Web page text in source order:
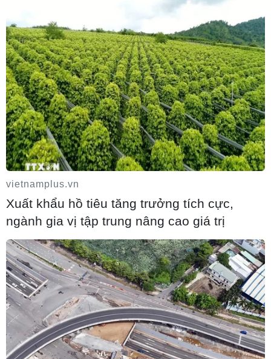
Từ hạt nhân đến eo biển Hormuz: Đòn
bẩy chiến lược mới của Iran
Xung đột Hamas-Israel: Israel chưa chấp
thuận kế hoạch về Dải Gaza
vietnamplus.vn
Xuất khẩu hồ tiêu tăng trưởng tích cực,
ngành gia vị tập trung nâng cao giá trị